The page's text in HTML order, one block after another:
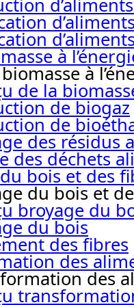
à
à
de la
de biogaz
de
des résidus
des déchets
bois et des
du bois et
broyage du
du bois
des fibres
des
des